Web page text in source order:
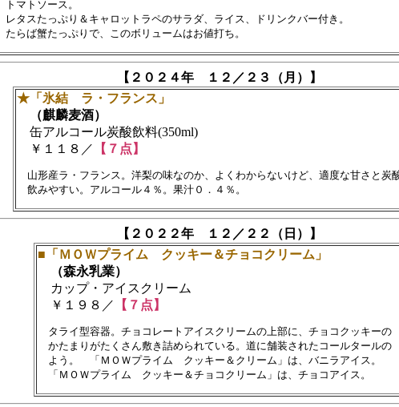
トマトソース。
レタスたっぷり＆キャロットラペのサラダ、ライス、ドリンクバー付き。
【２０２４年 １２／２３（月）】
★「氷結 ラ・フランス」
（麒麟麦酒）
缶アルコール炭酸飲料(350ml)
￥１１８／ 【７点】
山形産ラ・フランス。洋梨の味なのか、よくわからないけど、適度な甘さと炭
【２０２２年 １２／２２（日）】
■「ＭＯＷプライム クッキー＆チョコクリーム」
（森永乳業）
カップ・アイスクリーム
￥１９８／ 【７点】
タライ型容器。チョコレートアイスクリームの上部に、チョコクッキーの
かたまりがたくさん敷き詰められている。道に舗装されたコールタールの
よう。　「ＭＯＷプライム　クッキー＆クリーム」は、バニラアイス。